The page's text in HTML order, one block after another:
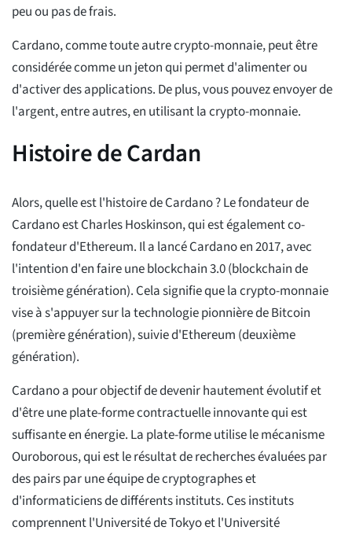
peu ou pas de frais.
Cardano, comme toute autre crypto-monnaie, peut être
considérée comme un jeton qui permet d'alimenter ou
d'activer des applications. De plus, vous pouvez envoyer de
l'argent, entre autres, en utilisant la crypto-monnaie.
Histoire de Cardan
Alors, quelle est l'histoire de Cardano ? Le fondateur de
Cardano est Charles Hoskinson, qui est également co-
fondateur d'Ethereum. Il a lancé Cardano en 2017, avec
l'intention d'en faire une blockchain 3.0 (blockchain de
troisième génération). Cela signifie que la crypto-monnaie
vise à s'appuyer sur la technologie pionnière de Bitcoin
(première génération), suivie d'Ethereum (deuxième
génération).
Cardano a pour objectif de devenir hautement évolutif et
d'être une plate-forme contractuelle innovante qui est
suffisante en énergie. La plate-forme utilise le mécanisme
Ouroborous, qui est le résultat de recherches évaluées par
des pairs par une équipe de cryptographes et
d'informaticiens de différents instituts. Ces instituts
comprennent l'Université de Tokyo et l'Université